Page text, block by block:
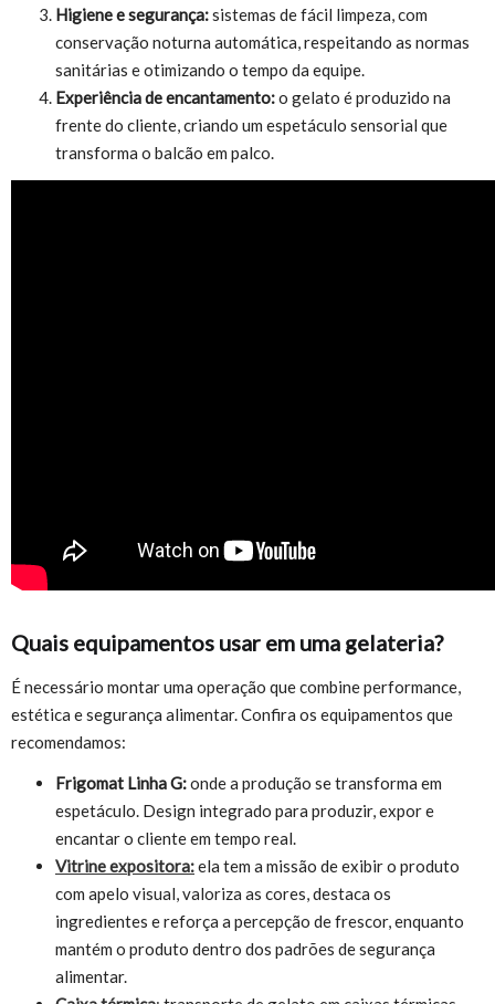
Higiene e segurança:sistemas de fácil limpeza, com
conservação noturna automática, respeitando as normas
sanitárias e otimizando o tempo da equipe.
Experiência de encantamento:o gelato é produzido na
frente do cliente, criando um espetáculo sensorial que
transforma o balcão em palco.
Quais equipamentos usar em uma gelateria?
É necessário montar uma operação que combine performance,
estética e segurança alimentar. Confira os equipamentos que
recomendamos:
Frigomat Linha G:onde a produção se transforma em
espetáculo. Design integrado para produzir, expor e
encantar o cliente em tempo real.
Vitrine expositora:ela tem a missão de exibir o produto
com apelo visual, valoriza as cores, destaca os
ingredientes e reforça a percepção de frescor, enquanto
mantém o produto dentro dos padrões de segurança
alimentar.